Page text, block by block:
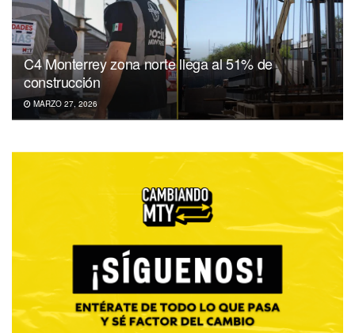
C4 Monterrey zona norte llega al 51% de
construcción
MARZO 27, 2026